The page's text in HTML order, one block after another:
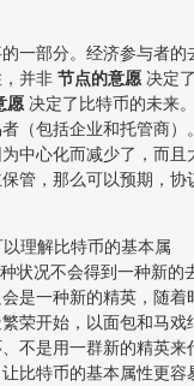
一部分。经济参与者的
并非 节点的意愿 决定
愿 决定了比特币的未来
（包括企业和托管商）
中心化而减少了，而且
管，那么可以预期，协
理解比特币的基本属
状况不会得到一种新的
是一种新的精英，随着
荣开始，以面包和马戏
不是用一群新的精英来
比特币的基本属性更容